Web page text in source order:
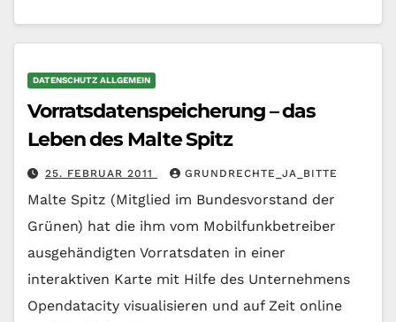
DATENSCHUTZ ALLGEMEIN
Vorratsdatenspeicherung – das
Leben des Malte Spitz
25. FEBRUAR 2011 GRUNDRECHTE_JA_BITTE
Malte Spitz (Mitglied im Bundesvorstand der
Grünen) hat die ihm vom Mobilfunkbetreiber
ausgehändigten Vorratsdaten in einer
interaktiven Karte mit Hilfe des Unternehmens
Opendatacity visualisieren und auf Zeit online